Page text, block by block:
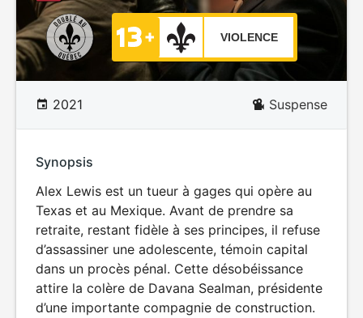
VIOLENCE
2021 Suspense
Synopsis
Alex Lewis est un tueur à gages qui opère au
Texas et au Mexique. Avant de prendre sa
retraite, restant fidèle à ses principes, il refuse
d’assassiner une adolescente, témoin capital
dans un procès pénal. Cette désobéissance
attire la colère de Davana Sealman, présidente
d’une importante compagnie de construction.